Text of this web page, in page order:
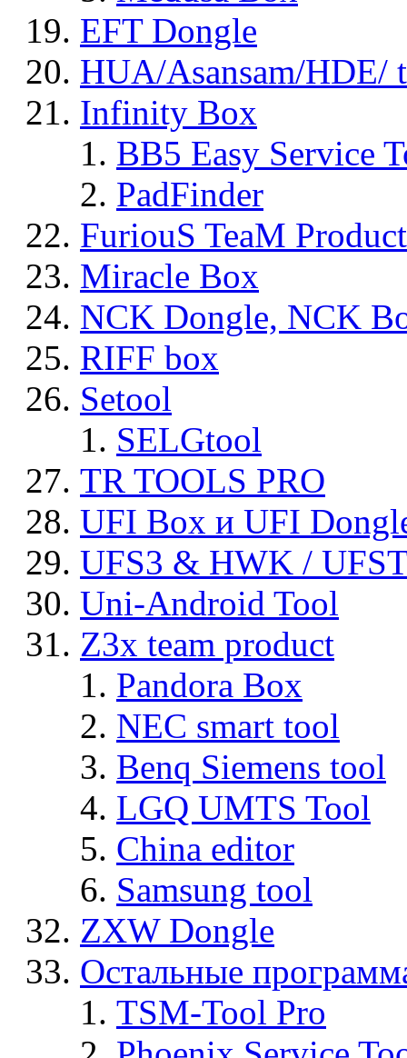
EFT Dongle
HUA/Asansam/HDE/
Infinity Box
BB5 Easy Service
PadFinder
FuriouS TeaM
Miracle Box
NCK Dongle, NCK
RIFF box
Setool
SELGtool
TR TOOLS PRO
UFI Box и UFI
UFS3 & HWK /
Uni-Android Tool
Z3x team product
Pandora Box
NEC smart tool
Benq Siemens tool
LGQ UMTS Tool
China editor
Samsung tool
ZXW Dongle
Остальные
TSM-Tool Pro